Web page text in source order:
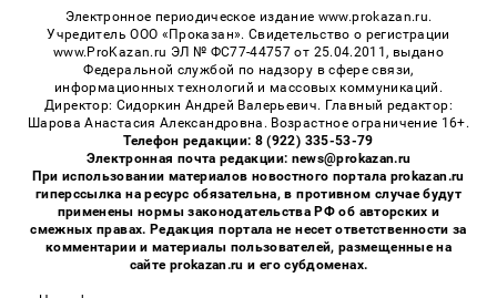
Электронное периодическое издание www.prokazan.ru.
Учредитель ООО «Проказан». Cвидетельство о регистрации
www.ProKazan.ru ЭЛ № ФС77-44757 от 25.04.2011, выдано
Федеральной службой по надзору в сфере связи,
информационных технологий и массовых коммуникаций.
Директор: Сидоркин Андрей Валерьевич. Главный редактор:
Шарова Анастасия Александровна. Возрастное ограничение 16+.
Телефон редакции: 8 (922) 335-53-79
Электронная почта редакции: news@prokazan.ru
При использовании материалов новостного портала prokazan.ru
гиперссылка на ресурс обязательна, в противном случае будут
применены нормы законодательства РФ об авторских и
смежных правах. Редакция портала не несет ответственности за
комментарии и материалы пользователей, размещенные на
сайте prokazan.ru и его субдоменах.